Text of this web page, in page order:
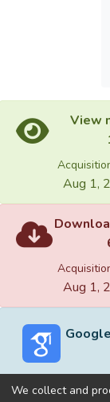
View
Aug 1,
Aug 1,
We collect and